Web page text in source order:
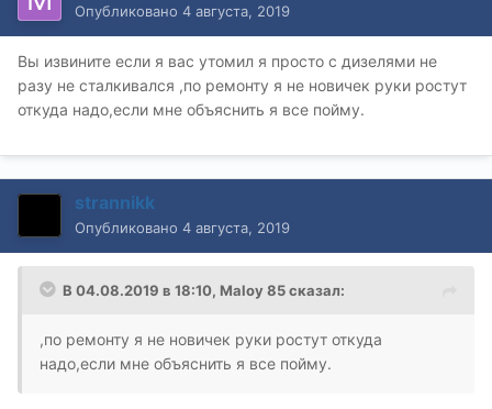
Опубликовано 4 августа, 2019
Вы извините если я вас утомил я просто с дизелями не
разу не сталкивался ,по ремонту я не новичек руки ростут
откуда надо,если мне объяснить я все пойму.
strannikk
Опубликовано 4 августа, 2019
В 04.08.2019 в 18:10, Maloy 85сказал:
,по ремонту я не новичек руки ростут откуда
надо,если мне объяснить я все пойму.